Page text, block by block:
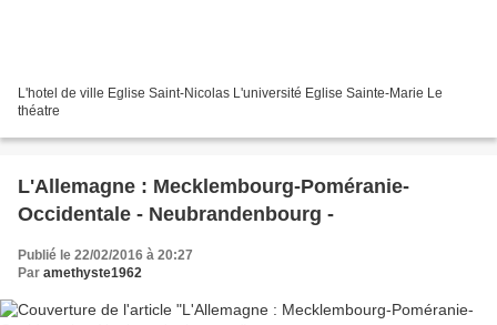
L'hotel de ville Eglise Saint-Nicolas L'université Eglise Sainte-Marie Le
théatre
L'Allemagne : Mecklembourg-Poméranie-
Occidentale - Neubrandenbourg -
Publié le 22/02/2016 à 20:27
Par amethyste1962